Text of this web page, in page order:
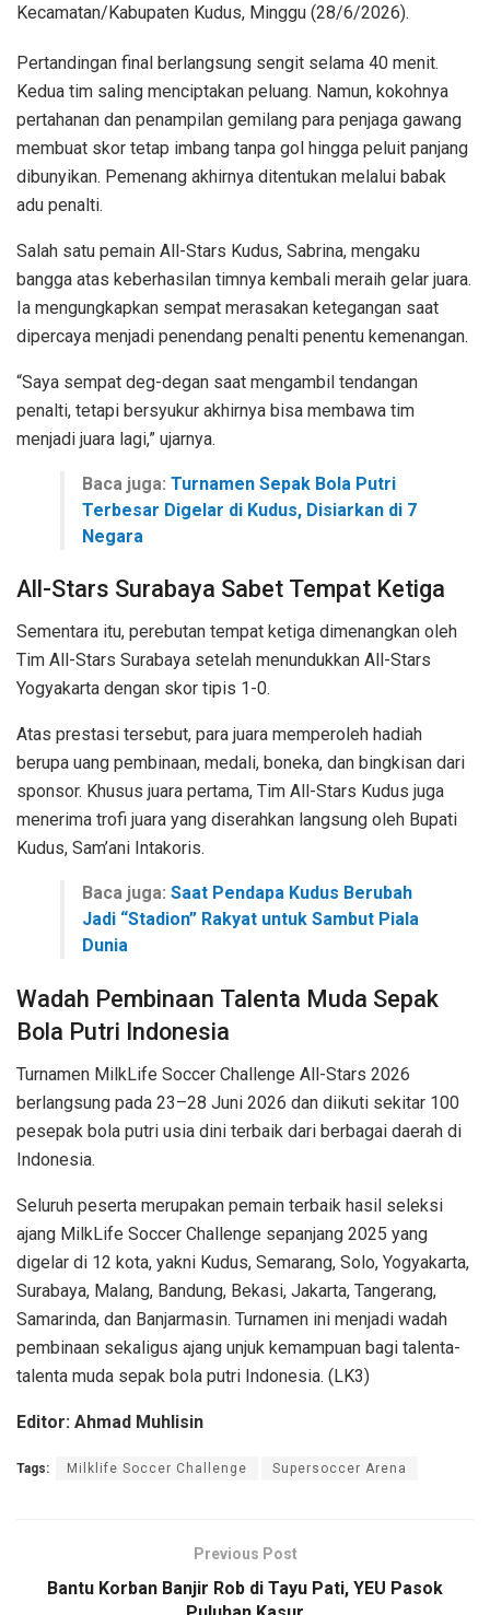
Kecamatan/Kabupaten Kudus, Minggu (28/6/2026).
Pertandingan final berlangsung sengit selama 40 menit.
Kedua tim saling menciptakan peluang. Namun, kokohnya
pertahanan dan penampilan gemilang para penjaga gawang
membuat skor tetap imbang tanpa gol hingga peluit panjang
dibunyikan. Pemenang akhirnya ditentukan melalui babak
adu penalti.
Salah satu pemain All-Stars Kudus, Sabrina, mengaku
bangga atas keberhasilan timnya kembali meraih gelar juara.
Ia mengungkapkan sempat merasakan ketegangan saat
dipercaya menjadi penendang penalti penentu kemenangan.
“Saya sempat deg-degan saat mengambil tendangan
penalti, tetapi bersyukur akhirnya bisa membawa tim
menjadi juara lagi,” ujarnya.
Baca juga: Turnamen Sepak Bola Putri
Terbesar Digelar di Kudus, Disiarkan di 7
Negara
All-Stars Surabaya Sabet Tempat Ketiga
Sementara itu, perebutan tempat ketiga dimenangkan oleh
Tim All-Stars Surabaya setelah menundukkan All-Stars
Yogyakarta dengan skor tipis 1-0.
Atas prestasi tersebut, para juara memperoleh hadiah
berupa uang pembinaan, medali, boneka, dan bingkisan dari
sponsor. Khusus juara pertama, Tim All-Stars Kudus juga
menerima trofi juara yang diserahkan langsung oleh Bupati
Kudus, Sam’ani Intakoris.
Baca juga: Saat Pendapa Kudus Berubah
Jadi “Stadion” Rakyat untuk Sambut Piala
Dunia
Wadah Pembinaan Talenta Muda Sepak
Bola Putri Indonesia
Turnamen MilkLife Soccer Challenge All-Stars 2026
berlangsung pada 23–28 Juni 2026 dan diikuti sekitar 100
pesepak bola putri usia dini terbaik dari berbagai daerah di
Indonesia.
Seluruh peserta merupakan pemain terbaik hasil seleksi
ajang MilkLife Soccer Challenge sepanjang 2025 yang
digelar di 12 kota, yakni Kudus, Semarang, Solo, Yogyakarta,
Surabaya, Malang, Bandung, Bekasi, Jakarta, Tangerang,
Samarinda, dan Banjarmasin. Turnamen ini menjadi wadah
pembinaan sekaligus ajang unjuk kemampuan bagi talenta-
talenta muda sepak bola putri Indonesia. (LK3)
Editor: Ahmad Muhlisin
Tags: Milklife Soccer Challenge Supersoccer Arena
Previous Post
Bantu Korban Banjir Rob di Tayu Pati, YEU Pasok